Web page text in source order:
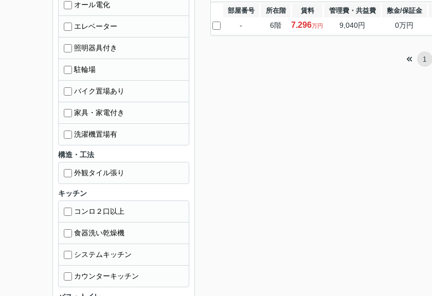
部屋番号 所在階 賃料 管理費・共益費 敷金/保証金
- 6階 7.296万円 9,040円 0万円
1
オール電化
エレベーター
照明器具付き
駐輪場
バイク置場あり
家具・家電付き
洗濯機置場有
構造・工法
外観タイル張り
キッチン
コンロ２口以上
食器洗い乾燥機
システムキッチン
カウンターキッチン